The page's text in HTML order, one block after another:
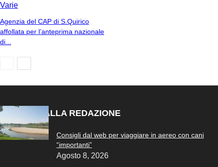
Varie
Agenzia del CAP di S.Quirico
affollata per l’anteprima nazionale
di...
SCELTO DALLA REDAZIONE
Consigli dal web per viaggiare in aereo con cani
“importanti”
Agosto 8, 2026